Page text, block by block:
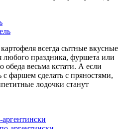
всегда сытные вкусные
любого праздника, фуршета или
обеда весьма кстати. А если
с фаршем сделать с пряностями,
лодочки станут